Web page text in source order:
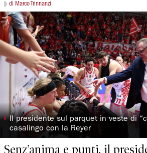
di Marco Trinnanzi
◗Il presidente sul parquet in veste di
casalingo con la Reyer
Senz’anima e punti, il